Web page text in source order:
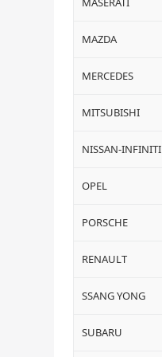
MAZDA
MERCEDES
MITSUBISHI
NISSAN-INFINITI
OPEL
PORSCHE
RENAULT
SSANG YONG
SUBARU